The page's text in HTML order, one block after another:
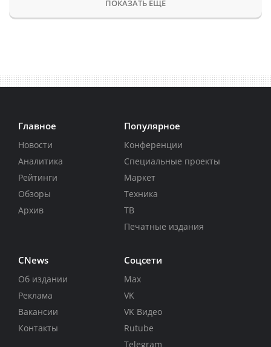
ПОКАЗАТЬ ЕЩЕ
Главное
Новости
Аналитика
Рейтинги
Обзоры
Архив
Популярное
Конференции
Специальные проекты
Маркет
Техника
ТВ
Печатные издания
CNews
Об издании
Реклама
Вакансии
Контакты
Соцсети
Max
VK
VK Видео
Rutube
Telegram